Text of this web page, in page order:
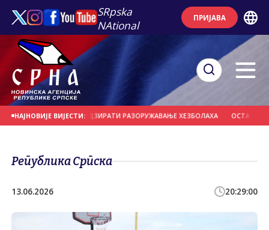
SRpska
NAtional
ПРИЈАВА
НАЈНОВИЈЕ ВИЈЕСТИ:
БИ МОГЛЕ НАДЗИРАТИ РАЗОРУЖАВАЊЕ ХЕЗБОЛАХА ОСТАЦИ
Република Српска
13.06.2026 20:29:00